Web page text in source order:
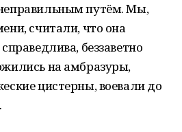
путём. Мы,
считали, что она
беззаветно
на амбразуры,
цистерны, воевали до